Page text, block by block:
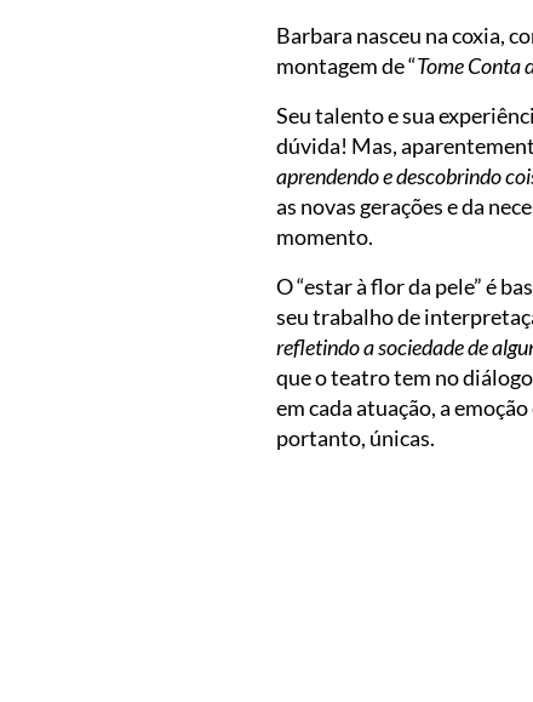
Barbara nasceu na coxia,
montagem de “Tome Conta
Seu talento e sua
dúvida! Mas,
aprendendo e descobrindo
as novas gerações e da
momento.
O “estar à flor da pele” é
seu trabalho de
refletindo a sociedade de
que o teatro tem no
em cada atuação, a
portanto, únicas.